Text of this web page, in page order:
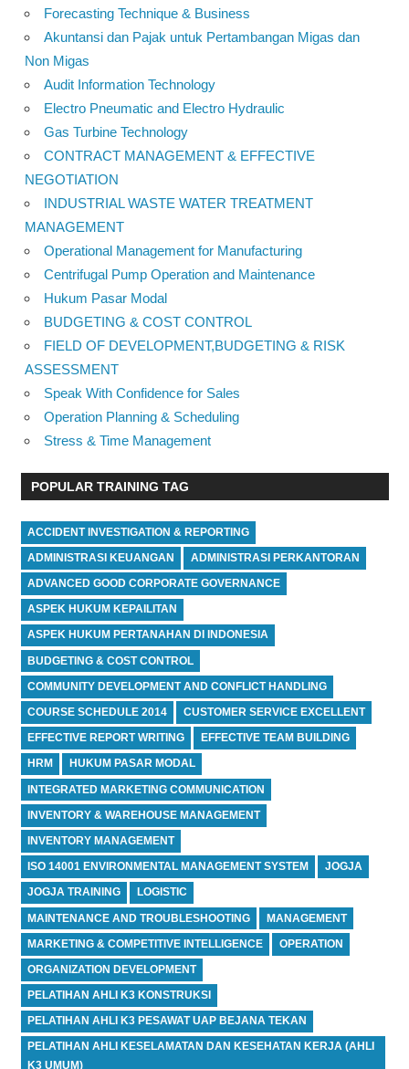
Forecasting Technique & Business
Akuntansi dan Pajak untuk Pertambangan Migas dan
Non Migas
Audit Information Technology
Electro Pneumatic and Electro Hydraulic
Gas Turbine Technology
CONTRACT MANAGEMENT & EFFECTIVE
NEGOTIATION
INDUSTRIAL WASTE WATER TREATMENT
MANAGEMENT
Operational Management for Manufacturing
Centrifugal Pump Operation and Maintenance
Hukum Pasar Modal
BUDGETING & COST CONTROL
FIELD OF DEVELOPMENT,BUDGETING & RISK
ASSESSMENT
Speak With Confidence for Sales
Operation Planning & Scheduling
Stress & Time Management
POPULAR TRAINING TAG
ACCIDENT INVESTIGATION & REPORTING
ADMINISTRASI KEUANGAN ADMINISTRASI PERKANTORAN
ADVANCED GOOD CORPORATE GOVERNANCE
ASPEK HUKUM KEPAILITAN
ASPEK HUKUM PERTANAHAN DI INDONESIA
BUDGETING & COST CONTROL
COMMUNITY DEVELOPMENT AND CONFLICT HANDLING
COURSE SCHEDULE 2014 CUSTOMER SERVICE EXCELLENT
EFFECTIVE REPORT WRITING EFFECTIVE TEAM BUILDING
HRM HUKUM PASAR MODAL
INTEGRATED MARKETING COMMUNICATION
INVENTORY & WAREHOUSE MANAGEMENT
INVENTORY MANAGEMENT
ISO 14001 ENVIRONMENTAL MANAGEMENT SYSTEM JOGJA
JOGJA TRAINING LOGISTIC
MAINTENANCE AND TROUBLESHOOTING MANAGEMENT
MARKETING & COMPETITIVE INTELLIGENCE OPERATION
ORGANIZATION DEVELOPMENT
PELATIHAN AHLI K3 KONSTRUKSI
PELATIHAN AHLI K3 PESAWAT UAP BEJANA TEKAN
PELATIHAN AHLI KESELAMATAN DAN KESEHATAN KERJA (AHLI
K3 UMUM)